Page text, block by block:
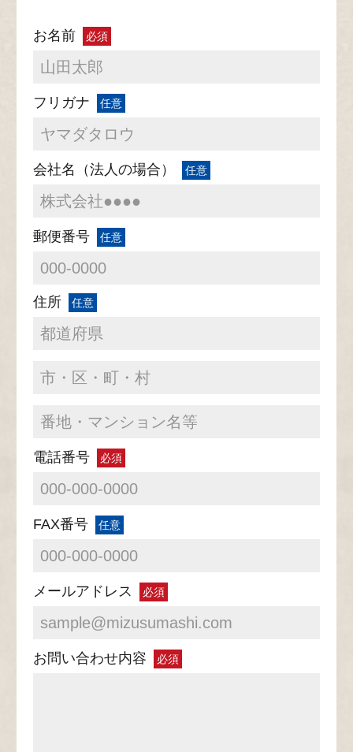
お名前 必須
フリガナ 任意
会社名 （法人の場合） 任意
郵便番号 任意
住所 任意
電話番号 必須
FAX番号 任意
メールアドレス 必須
お問い合わせ内容 必須